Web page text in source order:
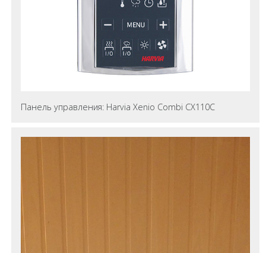
Панель управления: Harvia Xenio Combi CX110C